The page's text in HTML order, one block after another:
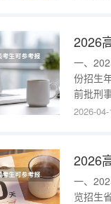
一、
份招生
前批刑
组织的
2026-
一、
览招生